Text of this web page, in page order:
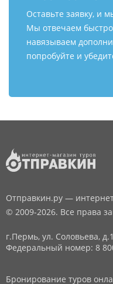
Оставьте заявку, и
Мы отвечаем
навязываем
попробуйте и
Отправкин.ру —
© 2009-2026. Все права
г.Пермь, ул. Соловьева,
Федеральный номер: 8
Бронирование туров